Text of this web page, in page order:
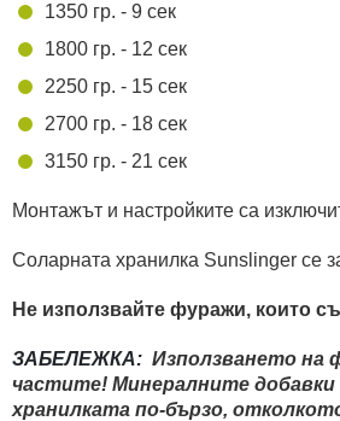
1350 гр. - 9 сек
1800 гр. - 12 сек
2250 гр. - 15 сек
2700 гр. - 18 сек
3150 гр. - 21 сек
Монтажът и настройките са
Соларната хранилка Sunslinger се
Не използвайте фуражи, които
ЗАБЕЛЕЖКА: Използването на
частите! Минералните добавки
хранилката по-бързо,